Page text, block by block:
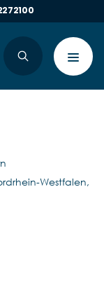
Westfalen,